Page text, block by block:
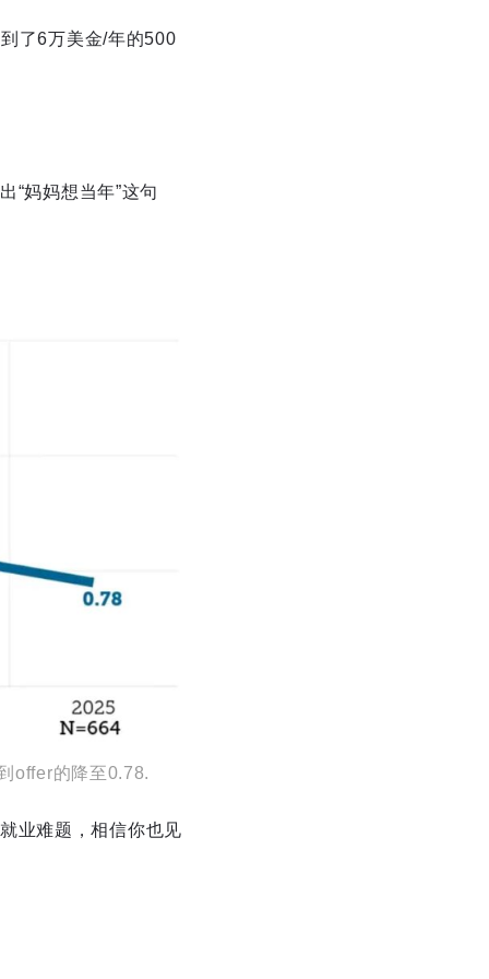
了6万美金/年的500
“妈妈想当年”这句
offer的降至0.78.
业难题，相信你也见